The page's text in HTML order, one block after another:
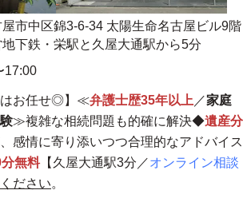
市中区錦3-6-34 太陽生命名古屋ビル9階
下鉄・栄駅と久屋大通駅から5分
17:00
はお任せ◎】≪弁護士歴35年以上 ／家庭
≫複雑な相続問題も的確に解決◆遺産分
感情に寄り添いつつ合理的なアドバイス
無料【久屋大通駅3分／オンライン相談
ださい。